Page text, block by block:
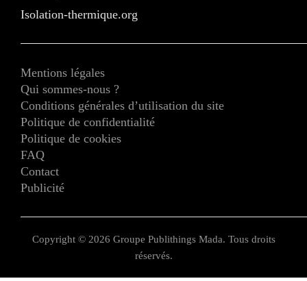
Isolation-thermique.org
Mentions légales
Qui sommes-nous ?
Conditions générales d’utilisation du site
Politique de confidentialité
Politique de cookies
FAQ
Contact
Publicité
Copyright © 2026 Groupe Publithings Mada. Tous droits
réservés.